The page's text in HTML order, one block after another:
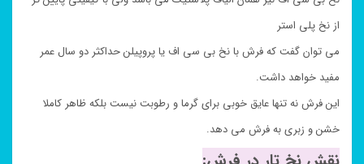
از نخ پلی استر
می توان گفت که فرش با نخ بی سی اف یا پروپیلن حداکثر دو سال عمر
مفید خواهد داشت.
این فرش نه تنها عایق خوبی برای گرما و رطوبت نیست بلکه ظاهر کاملا
خشن و زبری به فرش می دهد.